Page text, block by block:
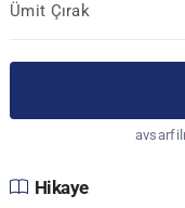
Ümit Çırak
Hikaye